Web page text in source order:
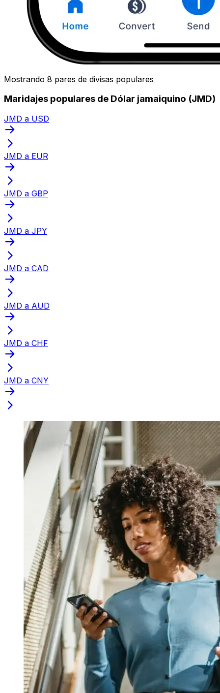
Mostrando 8 pares de divisas populares
Maridajes populares de Dólar jamaiquino (JMD)
JMD a USD
JMD a EUR
JMD a GBP
JMD a JPY
JMD a CAD
JMD a AUD
JMD a CHF
JMD a CNY